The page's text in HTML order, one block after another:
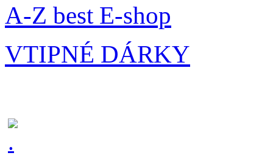
A-Z best E-shop
VTIPNÉ DÁRKY